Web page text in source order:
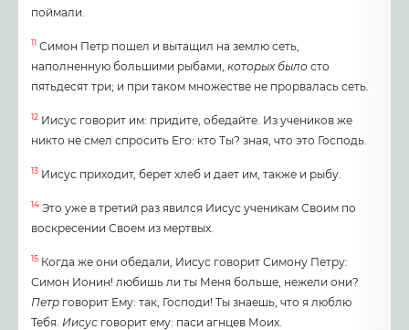
поймали.
11 Симон Петр пошел и вытащил на землю сеть,
наполненную большими рыбами, которых было сто
пятьдесят три; и при таком множестве не прорвалась сеть.
12 Иисус говорит им: придите, обедайте. Из учеников же
никто не смел спросить Его: кто Ты? зная, что это Господь.
13 Иисус приходит, берет хлеб и дает им, также и рыбу.
14 Это уже в третий раз явился Иисус ученикам Своим по
воскресении Своем из мертвых.
15 Когда же они обедали, Иисус говорит Симону Петру:
Симон Ионин! любишь ли ты Меня больше, нежели они?
Петр говорит Ему: так, Господи! Ты знаешь, что я люблю
Тебя. Иисус говорит ему: паси агнцев Моих.